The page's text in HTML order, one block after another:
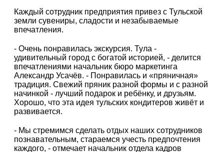
Каждый сотрудник предприятия привез с Тульской
земли сувениры, сладости и незабываемые
впечатления.
- Очень понравилась экскурсия. Тула -
удивительный город с богатой историей, - делится
впечатлениями начальник бюро маркетинга
Александр Усачёв. - Понравилась и «пряничная»
традиция. Свежий пряник разной формы и с разной
начинкой - лучший подарок и ребёнку, и друзьям.
Хорошо, что эта идея тульских кондитеров живёт и
развивается.
- Мы стремимся сделать отдых наших сотрудников
познавательным, стараемся учесть предпочтения
каждого, - отмечает начальник отдела кадров